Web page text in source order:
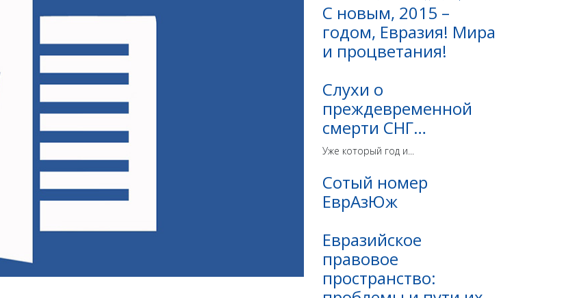
С новым, 2015 –
годом, Евразия! Мира
и процветания!
Слухи о
преждевременной
смерти СНГ…
Уже который год и...
Сотый номер
ЕврАзЮж
Евразийское
правовое
пространство: